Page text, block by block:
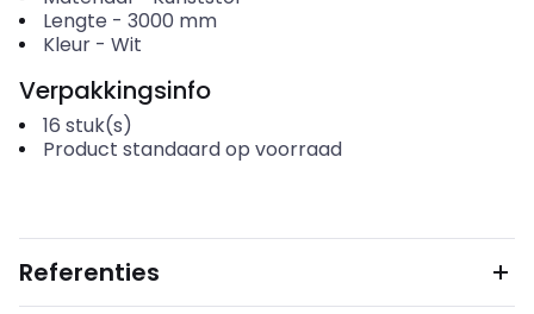
Lengte - 3000 mm
Kleur- Wit
Verpakkingsinfo
16 stuk(s)
Product standaard op voorraad
Referenties